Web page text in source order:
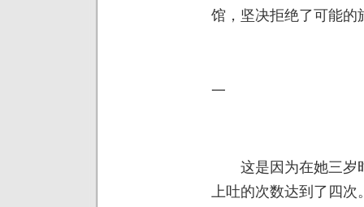
馆，坚决拒绝了可能的
一
这是因为在她三岁
上吐的次数达到了四次